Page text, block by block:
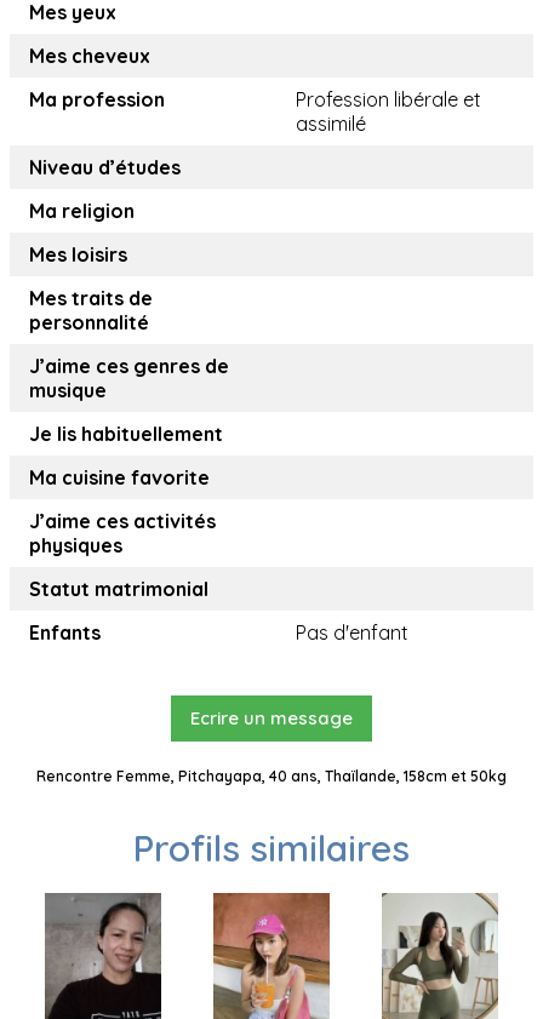
Mes yeux
Mes cheveux
Ma profession
Profession libérale et
assimilé
Niveau d’études
Ma religion
Mes loisirs
Mes traits de
personnalité
J’aime ces genres de
musique
Je lis habituellement
Ma cuisine favorite
J’aime ces activités
physiques
Statut matrimonial
Enfants
Pas d'enfant
Ecrire un message
Rencontre Femme, Pitchayapa, 40 ans, Thaïlande, 158cm et 50kg
Profils similaires